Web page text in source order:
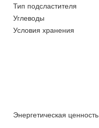
Тип подсластителя
Углеводы
Условия хранения
Энергетическая ценность